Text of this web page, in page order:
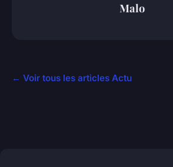
Malo
← Voir tous les articles Actu